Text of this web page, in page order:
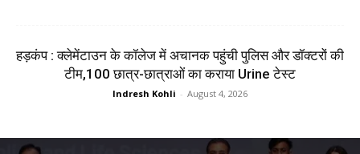
हड़कंप : क्लेमेंटाउन के कॉलेज में अचानक पहुंची पुलिस और डॉक्टरों की
टीम,100 छात्र-छात्राओं का कराया Urine टेस्ट
Indresh Kohli - August 4, 2026